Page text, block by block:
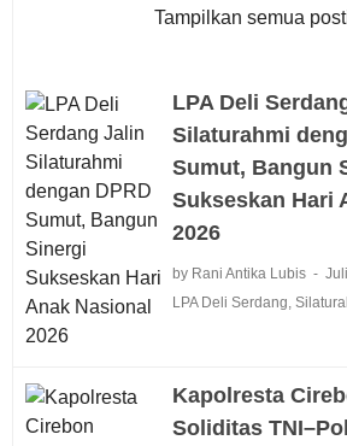
Tampilkan semua
LPA Deli
Silaturahmi
Sumut, Bangun
Sukseskan Hari
2026
by Rani Antika Lubis
LPA Deli Serdang
Kapolresta
Soliditas